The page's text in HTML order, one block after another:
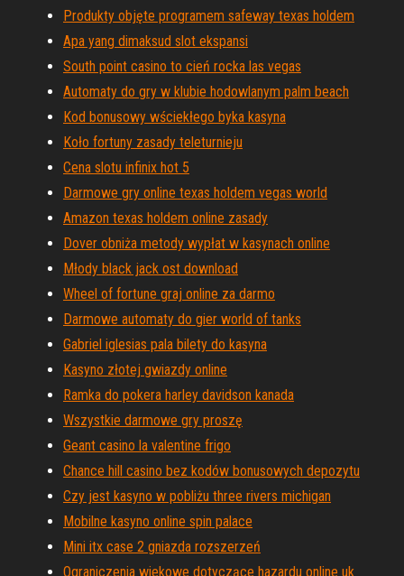
Produkty objęte programem safeway texas holdem
Apa yang dimaksud slot ekspansi
South point casino to cień rocka las vegas
Automaty do gry w klubie hodowlanym palm beach
Kod bonusowy wściekłego byka kasyna
Koło fortuny zasady teleturnieju
Cena slotu infinix hot 5
Darmowe gry online texas holdem vegas world
Amazon texas holdem online zasady
Dover obniża metody wypłat w kasynach online
Młody black jack ost download
Wheel of fortune graj online za darmo
Darmowe automaty do gier world of tanks
Gabriel iglesias pala bilety do kasyna
Kasyno złotej gwiazdy online
Ramka do pokera harley davidson kanada
Wszystkie darmowe gry proszę
Geant casino la valentine frigo
Chance hill casino bez kodów bonusowych depozytu
Czy jest kasyno w pobliżu three rivers michigan
Mobilne kasyno online spin palace
Mini itx case 2 gniazda rozszerzeń
Ograniczenia wiekowe dotyczące hazardu online uk